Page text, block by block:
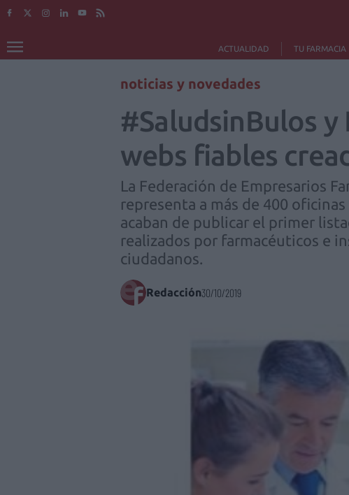
ACTUALIDAD TU FARMACIA
noticias y novedades
#SaludsinBulos y
webs fiables
La Federación de Empresarios
representa a más de 400
acaban de publicar el primer
realizados por farmacéuticos e
ciudadanos.
Redacción30/10/2019